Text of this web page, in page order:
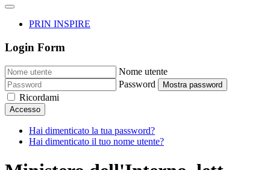
PRIN INSPIRE
Login Form
Nome utente
Password
Mostra password
Ricordami
Accesso
Hai dimenticato la tua password?
Hai dimenticato il tuo nome utente?